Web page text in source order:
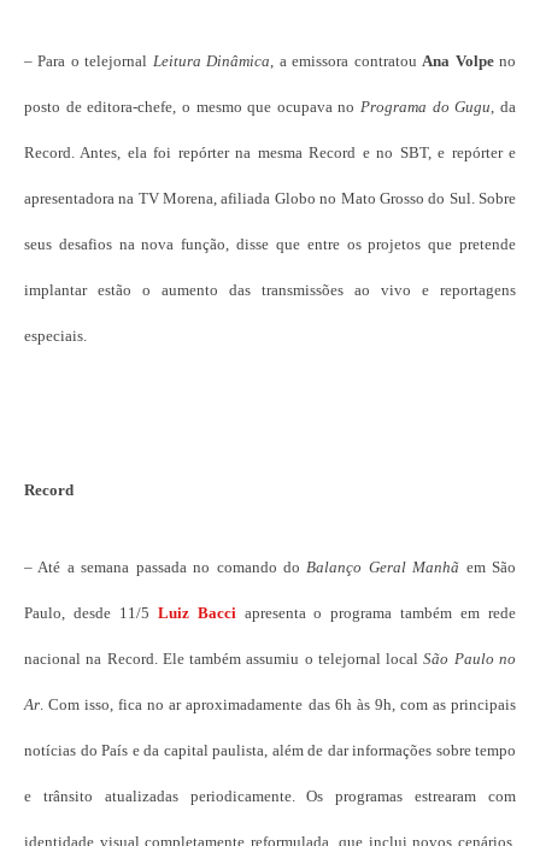
– Para o telejornal Leitura Dinâmica , a emissora contratou Ana Volpeno
posto de editora-chefe, o mesmo que ocupava no Programa do Gugu , da
Record. Antes, ela foi repórter na mesma Record e no SBT, e repórter e
apresentadora na TV Morena, afiliada Globo no Mato Grosso do Sul. Sobre
seus desafios na nova função, disse que entre os projetos que pretende
implantar estão o aumento das transmissões ao vivo e reportagens
especiais.
Record
– Até a semana passada no comando do Balanço Geral Manhã em São
Paulo, desde 11/5 Luiz Bacci apresenta o programa também em rede
nacional na Record. Ele também assumiu o telejornal localSão Paulo no
Ar . Com isso, fica no ar aproximadamente das 6h às 9h, com as principais
notícias do País e da capital paulista, além de dar informações sobre tempo
e trânsito atualizadas periodicamente. Os programas estrearam com
identidade visual completamente reformulada, que inclui novos cenários,